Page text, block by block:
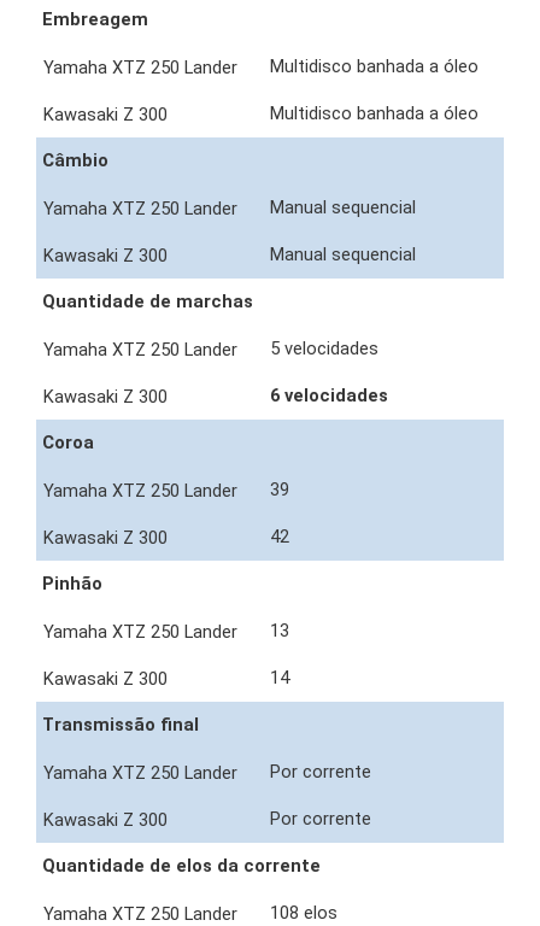
Embreagem
Multidisco banhada a óleo
Multidisco banhada a óleo
Câmbio
Manual sequencial
Manual sequencial
Quantidade de marchas
5 velocidades
6 velocidades
Coroa
39
42
Pinhão
13
14
Transmissão final
Por corrente
Por corrente
Quantidade de elos da corrente
108 elos